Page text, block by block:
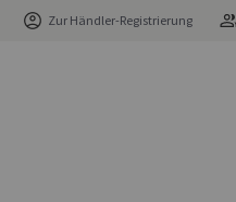
Zur Händler-Registrierung